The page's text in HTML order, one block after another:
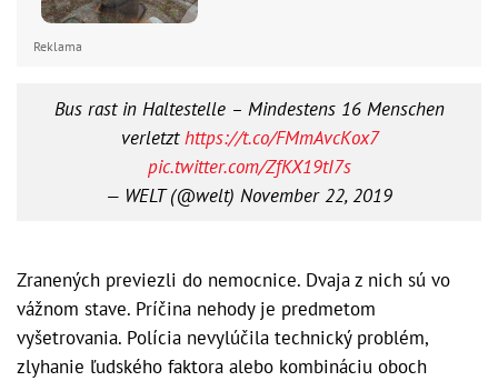
Reklama
Bus rast in Haltestelle – Mindestens 16 Menschen
verletzthttps://t.co/FMmAvcKox7
pic.twitter.com/ZfKX19tI7s
— WELT (@welt) November 22, 2019
Zranených previezli do nemocnice. Dvaja z nich sú vo
vážnom stave. Príčina nehody je predmetom
vyšetrovania. Polícia nevylúčila technický problém,
zlyhanie ľudského faktora alebo kombináciu oboch